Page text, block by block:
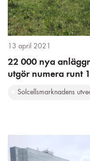
13 april 2021
22 000 nya
utgör numera runt
Solcellsmarknadens